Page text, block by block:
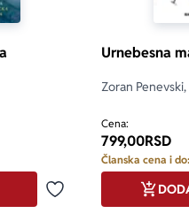
Dodaj u omiljene
Urnebesna
Zoran
Cena:
799,00RSD
Članska cena i do: